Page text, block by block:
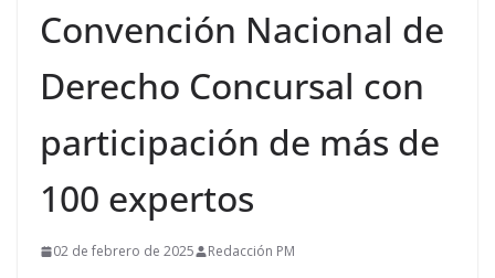
Convención Nacional de
Derecho Concursal con
participación de más de
100 expertos
02 de febrero de 2025 Redacción PM